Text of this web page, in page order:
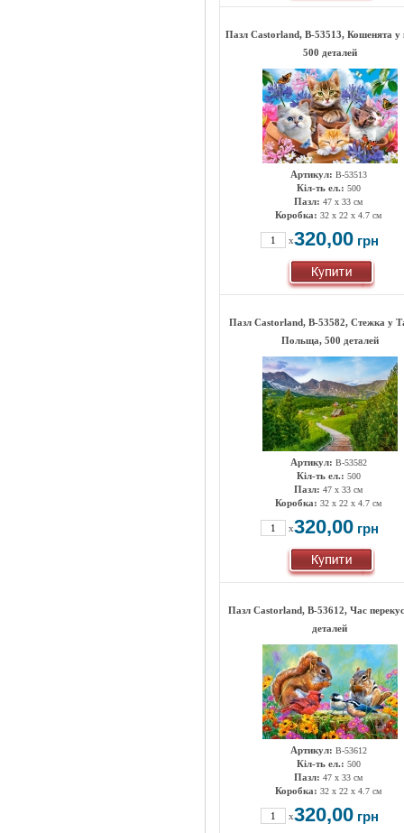
Пазл Castorland, B-53513, Кошенята у
500 деталей
Артикул: B-53513
Кіл-ть ел.: 500
Пазл: 47 х 33 см
Коробка: 32 x 22 x 4.7 см
x320,00 грн
Пазл Castorland, B-53582, Стежка у
Польща, 500 деталей
Артикул: B-53582
Кіл-ть ел.: 500
Пазл: 47 х 33 см
Коробка: 32 x 22 x 4.7 см
x320,00 грн
Пазл Castorland, B-53612, Час
деталей
Артикул: B-53612
Кіл-ть ел.: 500
Пазл: 47 х 33 см
Коробка: 32 x 22 x 4.7 см
x320,00 грн